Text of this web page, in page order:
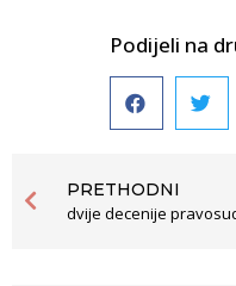
Podijeli na
PRETHODNI